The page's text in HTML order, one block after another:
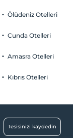
Ölüdeniz Otelleri
Cunda Otelleri
Amasra Otelleri
Kıbrıs Otelleri
Tesisinizi kaydedin